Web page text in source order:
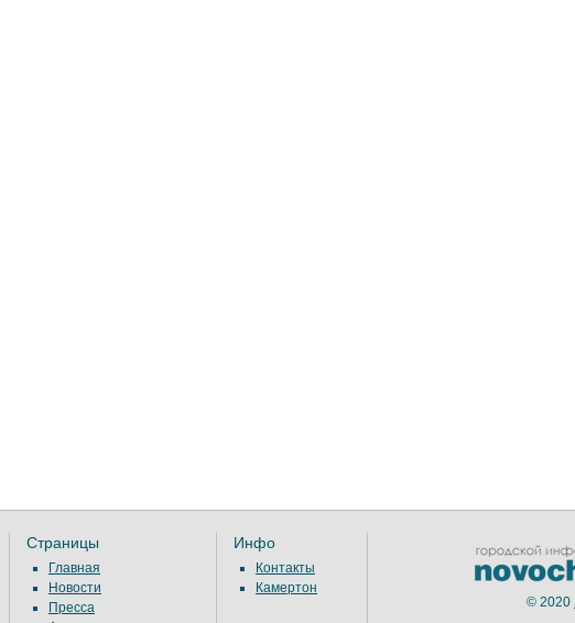
Страницы
Главная
Новости
Пресса
Инфо
Контакты
Камертон
© 2020